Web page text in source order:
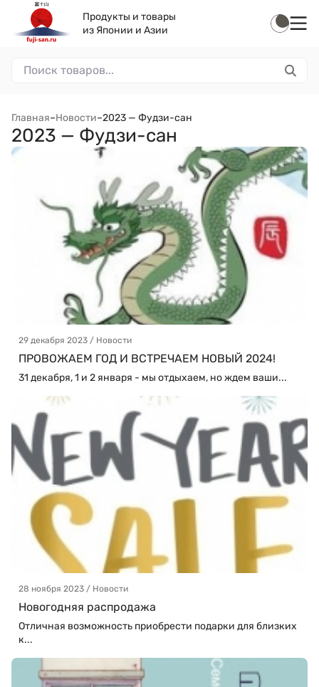
Продукты и товары
из Японии и Азии
Главная–Новости–2023 — Фудзи-сан
2023 — Фудзи-сан
29 декабря 2023 / Новости
ПРОВОЖАЕМ ГОД И ВСТРЕЧАЕМ НОВЫЙ 2024!
31 декабря, 1 и 2 января - мы отдыхаем, но ждем ваши...
28 ноября 2023 / Новости
Новогодняя распродажа
Отличная возможность приобрести подарки для близких
к...